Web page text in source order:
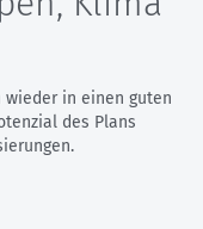
in einen guten
des Plans